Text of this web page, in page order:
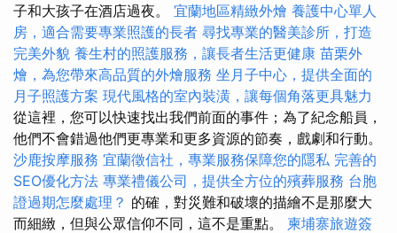
子和大孩子在酒店過夜。 宜蘭地區精緻外燴 養護中心單人
房，適合需要專業照護的長者 尋找專業的醫美診所，打造
完美外貌 養生村的照護服務，讓長者生活更健康 苗栗外
燴，為您帶來高品質的外燴服務 坐月子中心，提供全面的
月子照護方案 現代風格的室內裝潢，讓每個角落更具魅力
從這裡，您可以快速找出我們前面的事件；為了紀念船員，
他們不會錯過他們更專業和更多資源的節奏，戲劇和行動。
沙鹿按摩服務 宜蘭徵信社，專業服務保障您的隱私 完善的
SEO優化方法 專業禮儀公司，提供全方位的殯葬服務 台胞
證過期怎麼處理？ 的確，對災難和破壞的描繪不是那麼大
而細緻，但與公眾信仰不同，這不是重點。 柬埔寨旅遊簽